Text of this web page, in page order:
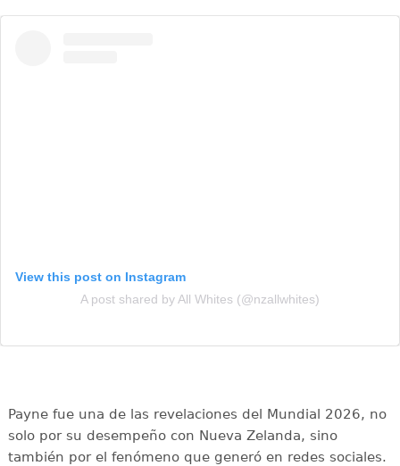
View this post on Instagram
A post shared by All Whites (@nzallwhites)
Payne fue una de las revelaciones del Mundial 2026, no
solo por su desempeño con Nueva Zelanda, sino
también por el fenómeno que generó en redes sociales.